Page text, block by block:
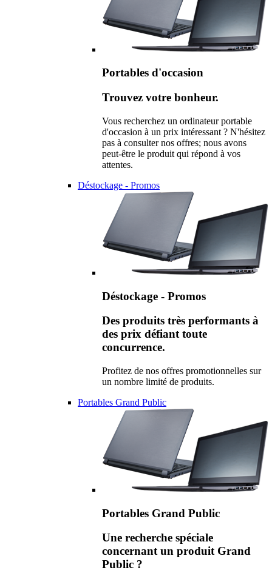
Portables d'occasion
Trouvez votre bonheur.
Vous recherchez un ordinateur portable
d'occasion à un prix intéressant ? N'hésitez
pas à consulter nos offres; nous avons
peut-être le produit qui répond à vos
attentes.
Déstockage - Promos
Déstockage - Promos
Des produits très performants à
des prix défiant toute
concurrence.
Profitez de nos offres promotionnelles sur
un nombre limité de produits.
Portables Grand Public
Portables Grand Public
Une recherche spéciale
concernant un produit Grand
Public ?